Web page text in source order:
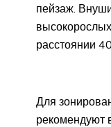
пейзаж.
расстоянии
Для
рекомендуют